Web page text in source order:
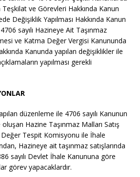
Teşkilat ve Görevleri Hakkında Kanun
Değişiklik Yapılması Hakkında Kanun
4706 sayılı Hazineye Ait Taşınmaz
ve Katma Değer Vergisi Kanununda
Kanunda yapılan değişiklikler ile
yapılması gerekli
düzenleme ile 4706 sayılı Kanunun
Hazine Taşınmaz Malları Satış
Tespit Komisyonu ile İhale
Hazineye ait taşınmaz satışlarında
sayılı Devlet İhale Kanununa göre
görev yapacaklardır.